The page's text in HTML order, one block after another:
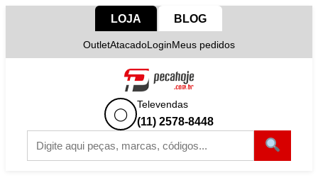
LOJA BLOG
OutletAtacadoLoginMeus pedidos
◯
Televendas
(11) 2578-8448